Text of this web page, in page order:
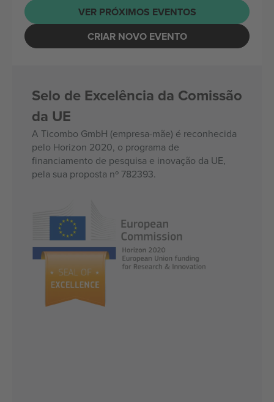
VER PRÓXIMOS EVENTOS
CRIAR NOVO EVENTO
Selo de Excelência da Comissão
da UE
A Ticombo GmbH (empresa-mãe) é reconhecida
pelo Horizon 2020, o programa de
financiamento de pesquisa e inovação da UE,
pela sua proposta nº 782393.